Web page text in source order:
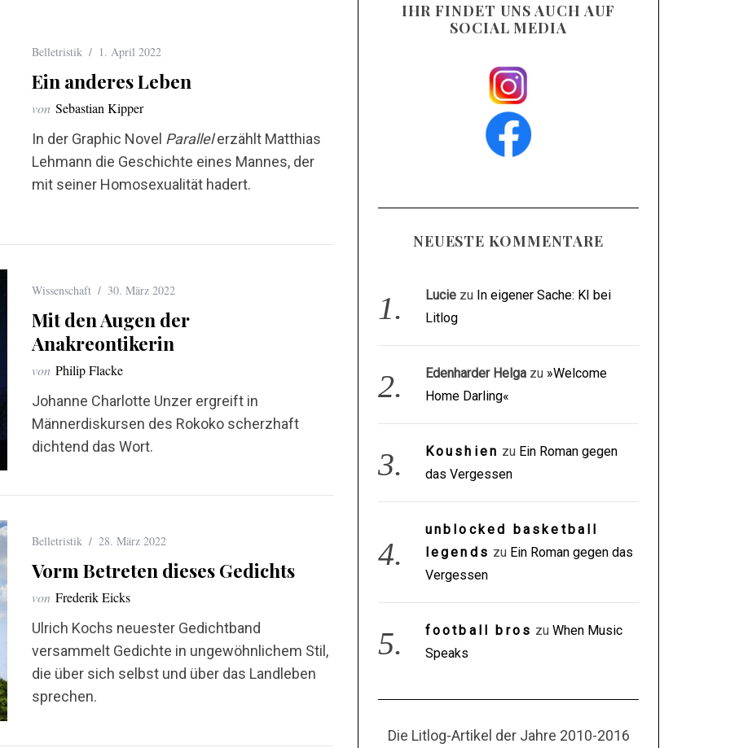
Belletristik 1. April 2022
Ein anderes Leben
von Sebastian Kipper
In der Graphic Novel Parallelerzählt Matthias
Lehmann die Geschichte eines Mannes, der
mit seiner Homosexualität hadert.
Wissenschaft 30. März 2022
Mit den Augen der
Anakreontikerin
von Philip Flacke
Johanne Charlotte Unzer ergreift in
Männerdiskursen des Rokoko scherzhaft
dichtend das Wort.
Belletristik 28. März 2022
Vorm Betreten dieses Gedichts
von Frederik Eicks
Ulrich Kochs neuester Gedichtband
versammelt Gedichte in ungewöhnlichem Stil,
die über sich selbst und über das Landleben
sprechen.
IHR FINDET UNS AUCH AUF
SOCIAL MEDIA
NEUESTE KOMMENTARE
Luciezu In eigener Sache: KI bei
Litlog
Edenharder Helgazu »Welcome
Home Darling«
Koushien zu Ein Roman gegen
das Vergessen
unblocked basketball
legends zu Ein Roman gegen das
Vergessen
football bros zuWhen Music
Speaks
Die Litlog-Artikel der Jahre 2010-2016